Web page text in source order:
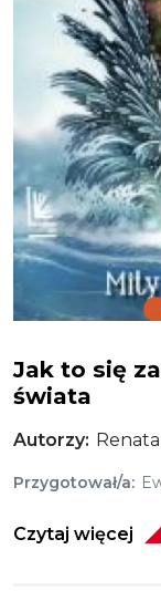
Jak to się
świata
Autorzy
Przygotował/a
Czytaj więcej